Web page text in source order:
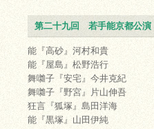
第二十九回 若手能京都公演
能『高砂』河村和貴
能『屋島』松野浩行
舞囃子『安宅』今井克紀
舞囃子『野宮』片山伸吾
狂言『狐塚』島田洋海
能『黒塚』山田伊純